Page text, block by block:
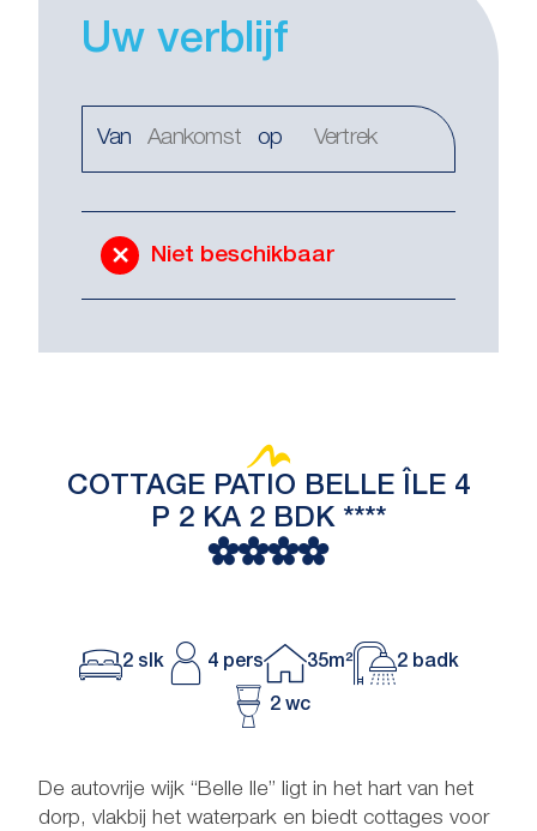
COTTAGE PATIO BELLE ÎLE 4
P 2 KA 2 BDK ****
2 slk 4 pers 35m² 2 badk
2 wc
De autovrije wijk “Belle Ile” ligt in het hart van het
dorp, vlakbij het waterpark en biedt cottages voor
Uw verblijf
Van op
Niet beschikbaar